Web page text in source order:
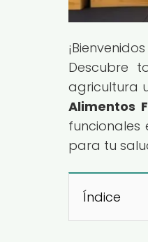
Descubre
agricultura
Alimentos
funcionales
para tu
Índice